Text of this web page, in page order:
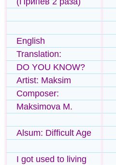
English
Translation:
DO YOU KNOW?
Artist: Maksim
Composer:
Maksimova M.
Alsum: Difficult Age
I got used to living